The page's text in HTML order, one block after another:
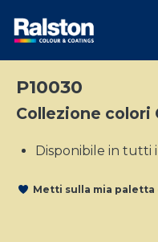
P10030
Collezione colori
Disponibile in tutti
Metti sulla mia paletta